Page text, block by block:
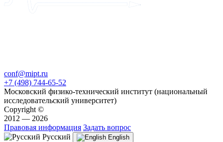
conf@mipt.ru
+7 (498) 744-65-52
Московский физико-технический институт (национальный
исследовательский университет)
Copyright ©
2012 — 2026
Правовая информация Задать вопрос
Русский
English